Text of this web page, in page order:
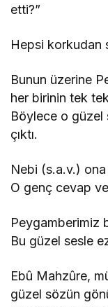
etti?”
Hepsi korkudan
Bunun üzerine
her birinin tek
Böylece o güzel
çıktı.
Nebi (s.a.v.) ona
O genç cevap
Peygamberimiz
Bu güzel sesle
Ebû Mahzûre,
güzel sözün